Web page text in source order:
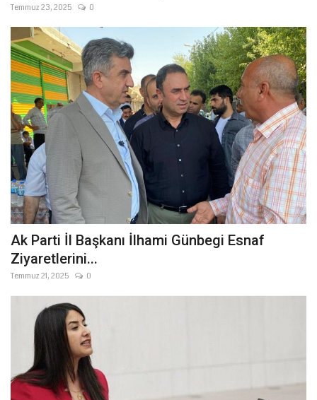
Temmuz 23, 2025 0
Ak Parti İl Başkanı İlhami Günbegi Esnaf
Ziyaretlerini...
Temmuz 21, 2025 0